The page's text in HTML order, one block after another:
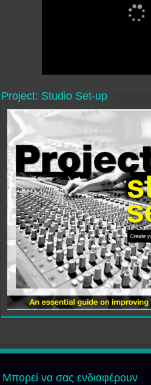
Project: Studio Set-up
Μπορεί να σας ενδιαφέρουν